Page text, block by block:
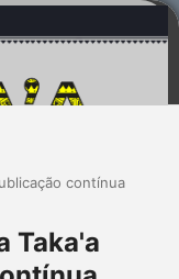
contínua
Taka'a